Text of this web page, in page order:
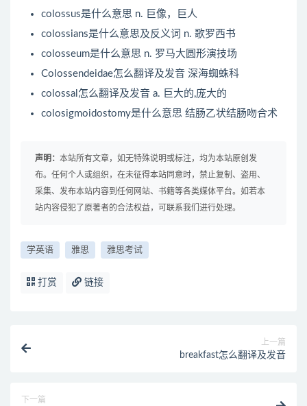
colossus是什么意思 n. 巨像，巨人
colossians是什么意思及反义词 n. 歌罗西书
colosseum是什么意思 n. 罗马大圆形演技场
Colossendeidae怎么翻译及发音 深海蜘蛛科
colossal怎么翻译及发音 a. 巨大的,庞大的
colosigmoidostomy是什么意思 结肠乙状结肠吻合术
声明： 本站所有文章，如无特殊说明或标注，均为本站原创发
布。任何个人或组织，在未征得本站同意时，禁止复制、盗用、
采集、发布本站内容到任何网站、书籍等各类媒体平台。如若本
站内容侵犯了原著者的合法权益，可联系我们进行处理。
学英语 雅思 雅思考试
打赏 链接
上一篇
breakfast怎么翻译及发音
下一篇